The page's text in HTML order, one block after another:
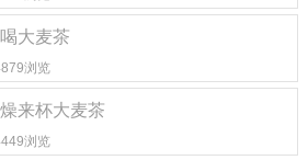
大麦茶
浏览
来杯大麦茶
浏览